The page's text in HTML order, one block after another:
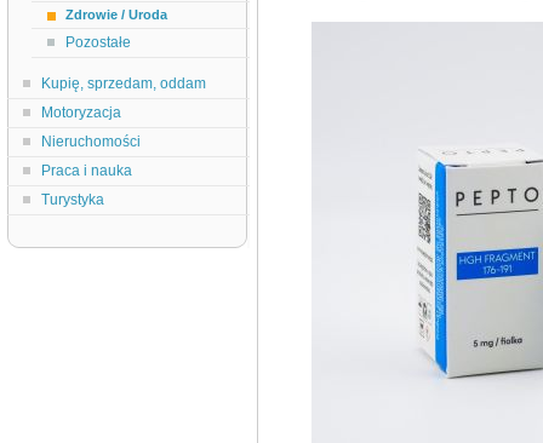
Zdrowie / Uroda
Pozostałe
Kupię, sprzedam, oddam
Motoryzacja
Nieruchomości
Praca i nauka
Turystyka